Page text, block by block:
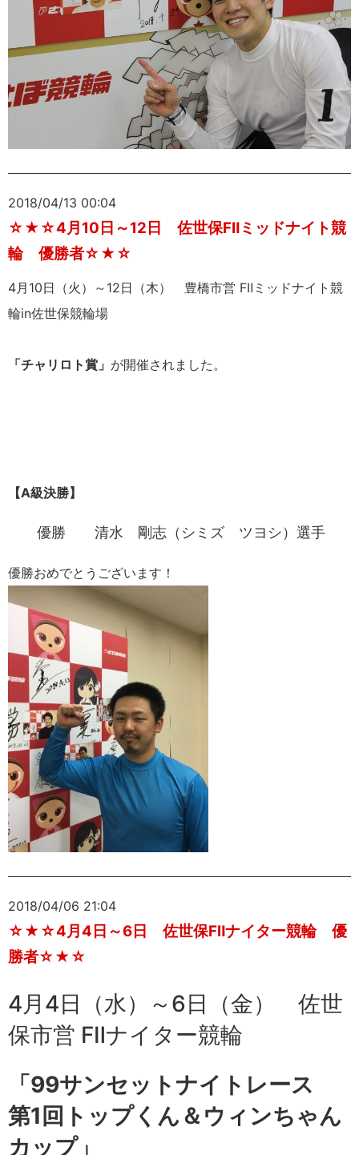
2018/04/13 00:04
☆★☆4月10日～12日 佐世保FⅡミッドナイト競
輪 優勝者☆★☆
4月10日（火）～12日（木） 豊橋市営 FⅡミッドナイト競
輪in佐世保競輪場
「チャリロト賞」 が開催されました。
【A級決勝】
優勝 清水 剛志（シミズ ツヨシ）選手
優勝おめでとうございます！
2018/04/06 21:04
☆★☆4月4日～6日 佐世保FⅡナイター競輪 優
勝者☆★☆
4月4日（水）～6日（金） 佐世
保市営 FⅡナイター競輪
「99サンセットナイトレース
第1回トップくん＆ウィンちゃん
カップ」